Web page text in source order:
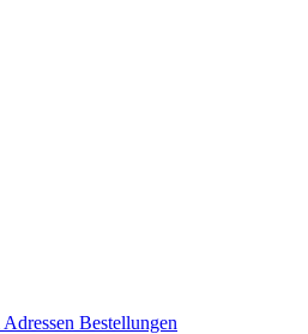
Adressen Bestellungen